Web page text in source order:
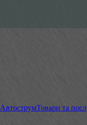
АвтострумТовари та